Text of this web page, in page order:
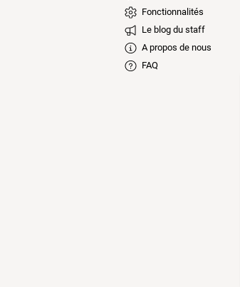
Fonctionnalités
Le blog du staff
A propos de nous
FAQ